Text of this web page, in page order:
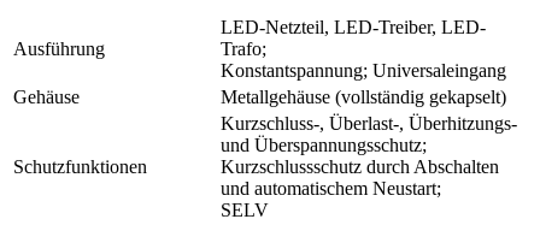
Ausführung
LED-Netzteil, LED-Treiber, LED-
Trafo;
Konstantspannung; Universaleingang
Gehäuse
Metallgehäuse (vollständig gekapselt)
Schutzfunktionen
Kurzschluss-, Überlast-, Überhitzungs-
und Überspannungsschutz;
Kurzschlussschutz durch Abschalten
und automatischem Neustart;
SELV